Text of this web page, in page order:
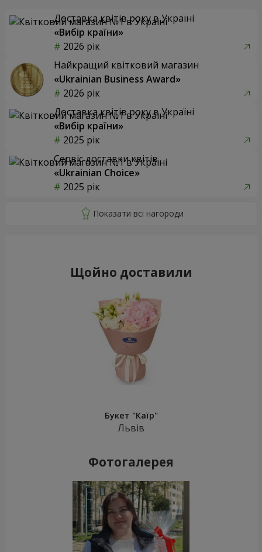
Доставка квітів року в Україні
«Вибір країни»
2026 рік
Найкращий квітковий магазин
«Ukrainian Business Award»
2026 рік
Доставка квітів року в Україні
«Вибір країни»
2025 рік
Сервіс доставки квітів
«Ukrainian Choice»
2025 рік
Щойно доставили
Букет "Каїр"
Львів
Фотогалерея